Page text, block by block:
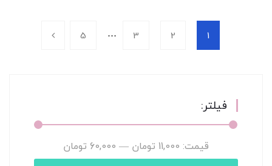
فیلتر:
قیمت:11,000 تومان —60,000 تومان